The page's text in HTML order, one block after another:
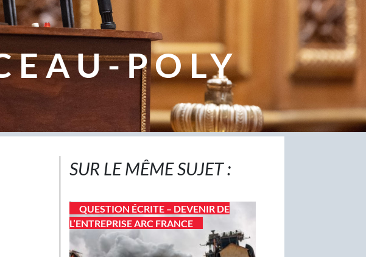
POLY
SUR LE MÊME SUJET :
QUESTION ÉCRITE – DEVENIR DE
L’ENTREPRISE ARC FRANCE